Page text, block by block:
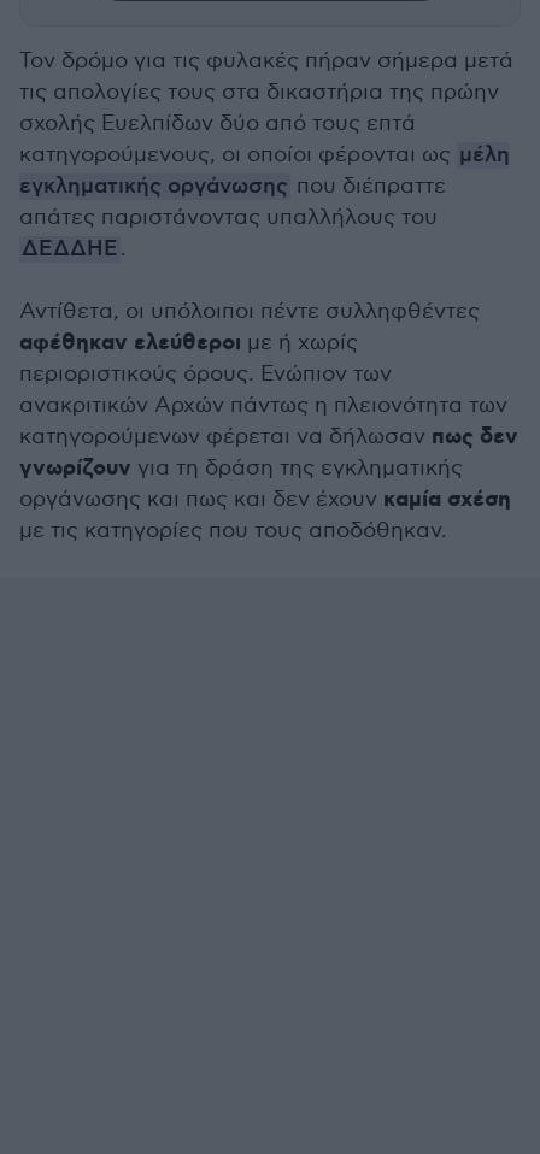
Τον δρόμο για τις φυλακές πήραν σήμερα μετά
τις απολογίες τους στα δικαστήρια της πρώην
σχολής Ευελπίδων δύο από τους επτά
κατηγορούμενους, οι οποίοι φέρονται ως μέλη
εγκληματικής οργάνωσης που διέπραττε
απάτες παριστάνοντας υπαλλήλους του
ΔΕΔΔΗΕ.
Αντίθετα, οι υπόλοιποι πέντε συλληφθέντες
αφέθηκαν ελεύθεροι με ή χωρίς
περιοριστικούς όρους. Ενώπιον των
ανακριτικών Αρχών πάντως η πλειονότητα των
κατηγορούμενων φέρεται να δήλωσαν πως δεν
γνωρίζουν για τη δράση της εγκληματικής
οργάνωσης και πως και δεν έχουν καμία σχέση
με τις κατηγορίες που τους αποδόθηκαν.